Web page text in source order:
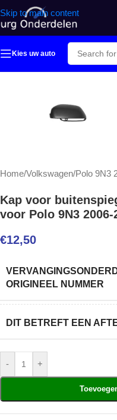
Skip to main content
Kies uw auto
Home/Volkswagen/Polo 9N3
Kap voor
voor Polo 9N3 2006-
€12,50
ORIGINEEL NUMMER
DIT BETREFT EEN
- +